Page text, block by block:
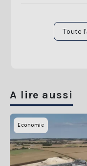
Toute
A lire aussi
Economie